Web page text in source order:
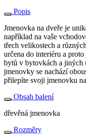
Popis
Jmenovka na dveře je
například na vaše
třech velikostech a
určena do interiéru a
bytů v bytovkách a jiných
jmenovky se nachází
přilepíte svoji jmenovku
Obsah balení
dřevěná jmenovka
Rozměry